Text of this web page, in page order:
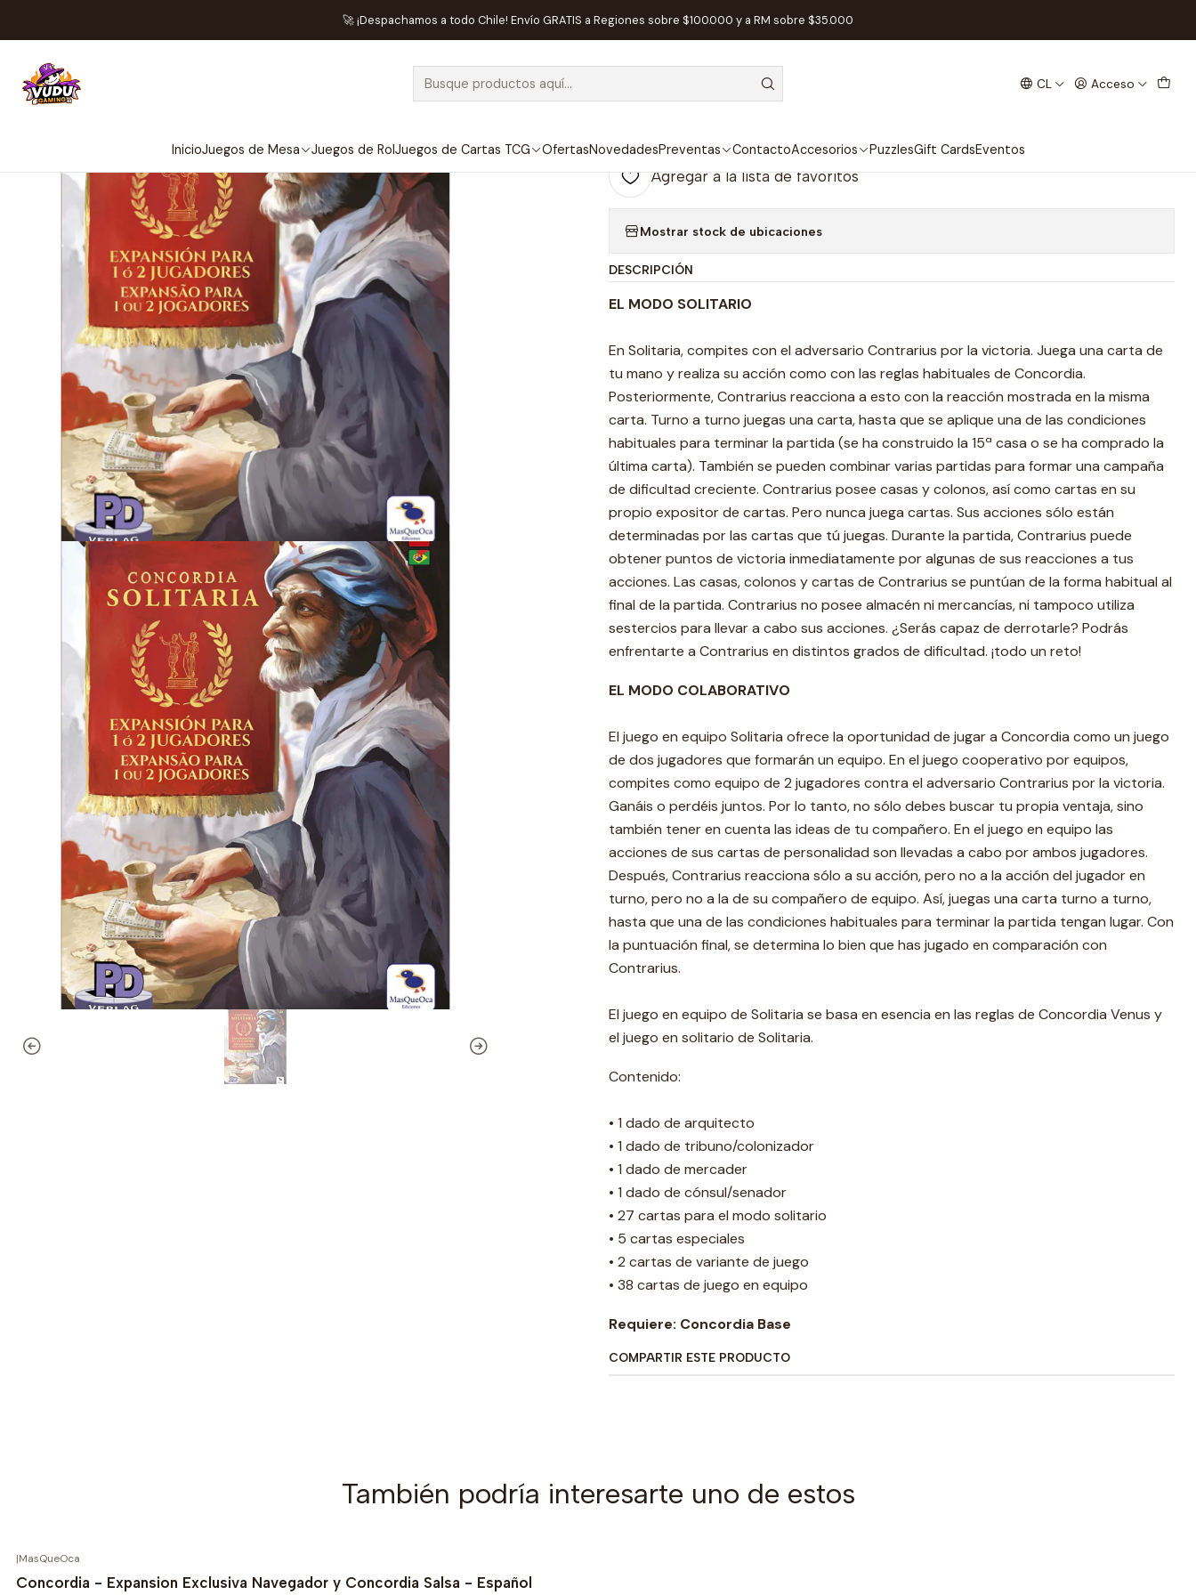
CL Acceso
InicioJuegos de Mesa Juegos de RolJuegos de Cartas TCG OfertasNovedadesPreventas ContactoAccesorios PuzzlesGift CardsEventos
🚀 ¡Despachamos a todo Chile! Envío GRATIS a Regiones sobre $100.000 y a RM sobre $35.000
Juegos de Mesa Editorial MasQueOca CONCORDIA - EXPANSION SOLITARIA - Español
AGOTADO
CONCORDIA - EXPANSION SOLITARIA -
Agregar a la lista de favoritos
Mostrar stock de ubicaciones
DESCRIPCIÓN
EL MODO SOLITARIO
En Solitaria, compites con el adversario Contrarius por la victoria. Juega una carta de
tu mano y realiza su acción como con las reglas habituales de Concordia.
Posteriormente, Contrarius reacciona a esto con la reacción mostrada en la misma
carta. Turno a turno juegas una carta, hasta que se aplique una de las condiciones
habituales para terminar la partida (se ha construido la 15ª casa o se ha comprado la
última carta). También se pueden combinar varias partidas para formar una campaña
de dificultad creciente. Contrarius posee casas y colonos, así como cartas en su
propio expositor de cartas. Pero nunca juega cartas. Sus acciones sólo están
determinadas por las cartas que tú juegas. Durante la partida, Contrarius puede
obtener puntos de victoria inmediatamente por algunas de sus reacciones a tus
acciones. Las casas, colonos y cartas de Contrarius se puntúan de la forma habitual al
final de la partida. Contrarius no posee almacén ni mercancías, ni tampoco utiliza
sestercios para llevar a cabo sus acciones. ¿Serás capaz de derrotarle? Podrás
enfrentarte a Contrarius en distintos grados de dificultad. ¡todo un reto!
EL MODO COLABORATIVO
El juego en equipo Solitaria ofrece la oportunidad de jugar a Concordia como un juego
de dos jugadores que formarán un equipo. En el juego cooperativo por equipos,
compites como equipo de 2 jugadores contra el adversario Contrarius por la victoria.
Ganáis o perdéis juntos. Por lo tanto, no sólo debes buscar tu propia ventaja, sino
también tener en cuenta las ideas de tu compañero. En el juego en equipo las
acciones de sus cartas de personalidad son llevadas a cabo por ambos jugadores.
Después, Contrarius reacciona sólo a su acción, pero no a la acción del jugador en
turno, pero no a la de su compañero de equipo. Así, juegas una carta turno a turno,
hasta que una de las condiciones habituales para terminar la partida tengan lugar. Con
la puntuación final, se determina lo bien que has jugado en comparación con
Contrarius.
El juego en equipo de Solitaria se basa en esencia en las reglas de Concordia Venus y
el juego en solitario de Solitaria.
Contenido:
• 1 dado de arquitecto
• 1 dado de tribuno/colonizador
• 1 dado de mercader
• 1 dado de cónsul/senador
• 27 cartas para el modo solitario
• 5 cartas especiales
• 2 cartas de variante de juego
• 38 cartas de juego en equipo
Requiere: Concordia Base
COMPARTIR ESTE PRODUCTO
También podría interesarte uno de estos
|MasQueOca
Concordia - Expansion Exclusiva Navegador y Concordia Salsa - Español